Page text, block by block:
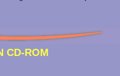
CD-ROM